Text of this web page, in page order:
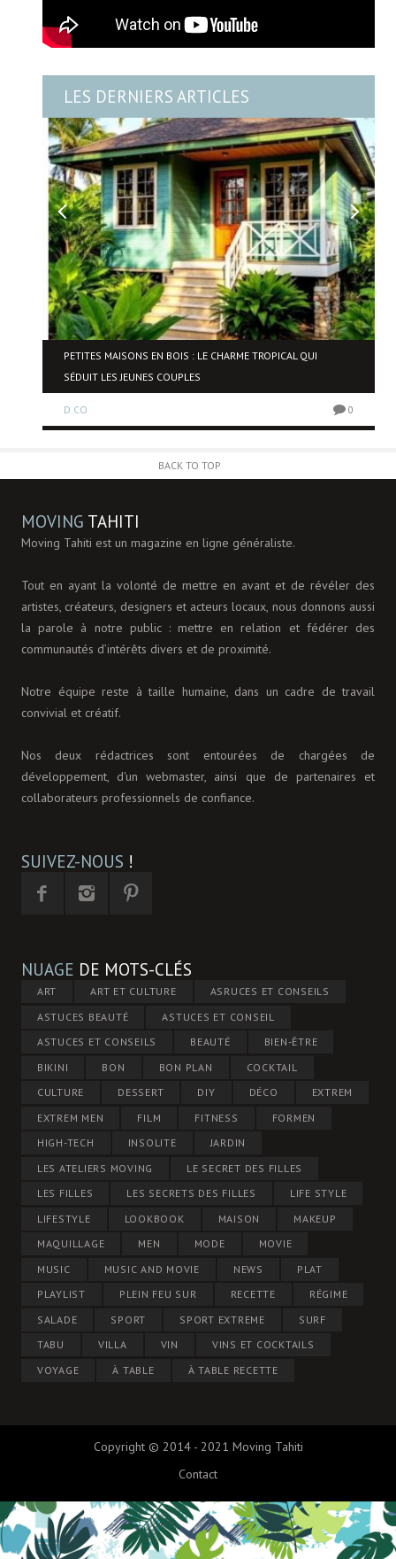
LES DERNIERS ARTICLES
PETITES MAISONS EN BOIS : LE CHARME TROPICAL QUI
SÉDUIT LES JEUNES COUPLES
D.CO 0
BACK TO TOP
MOVING TAHITI
Moving Tahiti est un magazine en ligne généraliste.
Tout en ayant la volonté de mettre en avant et de révéler des
artistes, créateurs, designers et acteurs locaux, nous donnons aussi
la parole à notre public : mettre en relation et fédérer des
communautés d’intérêts divers et de proximité.
Notre équipe reste à taille humaine, dans un cadre de travail
convivial et créatif.
Nos deux rédactrices sont entourées de chargées de
développement, d'un webmaster, ainsi que de partenaires et
collaborateurs professionnels de confiance.
SUIVEZ-NOUS !
NUAGE DE MOTS-CLÉS
ART ART ET CULTURE
ASRUCES ET CONSEILS
ASTUCES BEAUTÉ
ASTUCES ET CONSEIL
ASTUCES ET CONSEILS
BEAUTÉ
BIEN-ÊTRE
BIKINI
BON BON PLAN
COCKTAIL
CULTURE
DESSERT DIY DÉCO
EXTREM
EXTREM MEN
FILM FITNESS
FORMEN
HIGH-TECH
INSOLITE
JARDIN
LES ATELIERS MOVING
LE SECRET DES FILLES
LES FILLES
LES SECRETS DES FILLES
LIFE STYLE
LIFESTYLE
LOOKBOOK MAISON
MAKEUP
MAQUILLAGE
MEN MODE
MOVIE
MUSIC
MUSIC AND MOVIE NEWS
PLAT
PLAYLIST
PLEIN FEU SUR RECETTE
RÉGIME
SALADE
SPORT SPORT EXTREME
SURF
TABU
VILLA VIN
VINS ET COCKTAILS
VOYAGE
À TABLE À TABLE RECETTE
Copyright © 2014 - 2021 Moving Tahiti
Contact